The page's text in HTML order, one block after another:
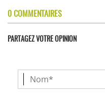
0 COMMENTAIRES
PARTAGEZ VOTRE OPINION